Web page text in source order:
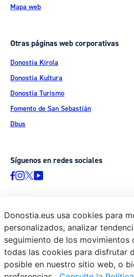
Mapa web
Otras páginas web corporativas
Donostia Kirola
Donostia Kultura
Donostia Turismo
Fomento de San Sebastián
Dbus
Síguenos en redes sociales
© Donostiako Udala - Ayuntamiento de
Ijentea 1, 20003 Donostia / San
Aviso legal
Política de privacidad
Donostia.eus usa cookies para
personalizados, analizar
seguimiento de los movimientos
todas las cookies para disfrutar
posible en nuestro sitio web, o